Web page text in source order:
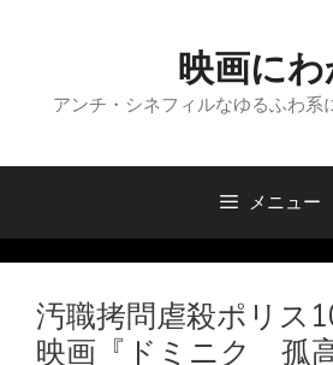
へ
映画に
アンチ・シネフィルなゆるふわ系
メニュー
汚職拷問虐殺ポリス
映画『ドミニク 孤高